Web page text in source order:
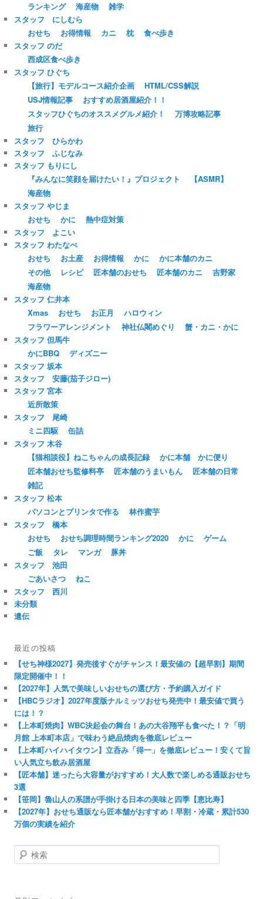
ランキング
海産物
雑学
スタッフ にしむら
おせち
お得情報 カニ 枕
食べ歩き
スタッフ のだ
西成区食べ歩き
スタッフ ひぐち
【旅行】モデルコース紹介企画
HTML/CSS解説
USJ情報記事
おすすめ居酒屋紹介！！
スタッフひぐちのオススメグルメ紹介！
万博攻略記事
旅行
スタッフ ひらかわ
スタッフ ふじなみ
スタッフ もりにし
『みんなに笑顔を届けたい！』プロジェクト
【ASMR】
海産物
スタッフ やじま
おせち
かに
熱中症対策
スタッフ よこい
スタッフ わたなべ
おせち
お土産 お得情報 かに
かに本舗のカニ
その他
レシピ 匠本舗のおせち 匠本舗のカニ
吉野家
海産物
スタッフ 仁井本
Xmas
おせち お正月
ハロウィン
フラワーアレンジメント
神社仏閣めぐり
蟹・カニ・かに
スタッフ 但馬牛
かにBBQ
ディズニー
スタッフ 坂本
スタッフ 安藤(茄子ジロー)
スタッフ 宮本
近所散策
スタッフ 尾崎
ミニ四駆
缶詰
スタッフ 木谷
【猫相談役】ねこちゃんの成長記録
かに本舗 かに便り
匠本舗おせち監修料亭
匠本舗のうまいもん
匠本舗の日常
雑記
スタッフ 松本
パソコンとプリンタで作る
林作蜜芋
スタッフ 橋本
おせち
おせち調理時間ランキング2020 かに
ゲーム
ご飯
タレ マンガ
豚丼
スタッフ 池田
ごあいさつ
ねこ
スタッフ 西川
未分類
遺伝
最近の投稿
【せち神様2027】発売後すぐがチャンス！最安値の【超早割】期間
限定開催中！！
【2027年】人気で美味しいおせちの選び方・予約購入ガイド
【HBCラジオ】2027年度版ナルミッツおせち発売中！最安値で買う
には！？
【上本町焼肉】WBC決起会の舞台！あの大谷翔平も食べた！？「明
月館 上本町本店」で味わう絶品焼肉を徹底レビュー
【上本町ハイハイタウン】立呑み「得一」を徹底レビュー！安くて旨
い人気立ち飲み居酒屋
【匠本舗】迷ったら大容量がおすすめ！大人数で楽しめる通販おせち
3選
【笹岡】魯山人の系譜が手掛ける日本の美味と四季【恵比寿】
【2027年】おせち通販なら匠本舗がおすすめ！早割・冷蔵・累計530
万個の実績を紹介
検
索